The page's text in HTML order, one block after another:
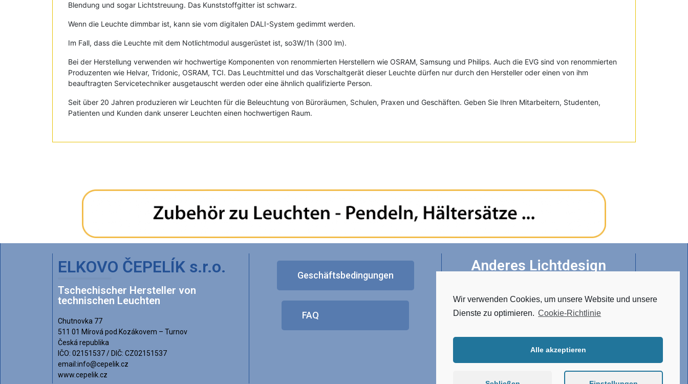
Blendung und sogar Lichtstreuung. Das Kunststoffgitter ist schwarz.
Wenn die Leuchte dimmbar ist, kann sie vom digitalen DALI-System gedimmt werden.
Im Fall, dass die Leuchte mit dem Notlichtmodul ausgerüstet ist, so3W/1h (300 lm).
Bei der Herstellung verwenden wir hochwertige Komponenten von renommierten Herstellern wie OSRAM, Samsung und Philips. Auch die EVG sind von renommierten
Produzenten wie Helvar, Tridonic, OSRAM, TCI. Das Leuchtmittel und das Vorschaltgerät dieser Leuchte dürfen nur durch den Hersteller oder einen von ihm
beauftragten Servicetechniker ausgetauscht werden oder eine ähnlich qualifizierte Person.
Seit über 20 Jahren produzieren wir Leuchten für die Beleuchtung von Büroräumen, Schulen, Praxen und Geschäften. Geben Sie Ihren Mitarbeitern, Studenten,
Patienten und Kunden dank unserer Leuchten einen hochwertigen Raum.
ELKOVO ČEPELÍK s.r.o.
Tschechischer Hersteller von
technischen Leuchten
Chutnovka 77
511 01 Mírová pod.Kozákovem – Turnov
Česká republika
IČO: 02151537 / DIČ: CZ02151537
email:info@cepelik.cz
www.cepelik.cz
Geschäftsbedingungen
FAQ
Anderes Lichtdesign
• RGBW
• Atypische Ausführung
Wir verwenden Cookies, um unsere Website und unsere
Dienste zu optimieren. Cookie-Richtlinie
Alle akzeptieren